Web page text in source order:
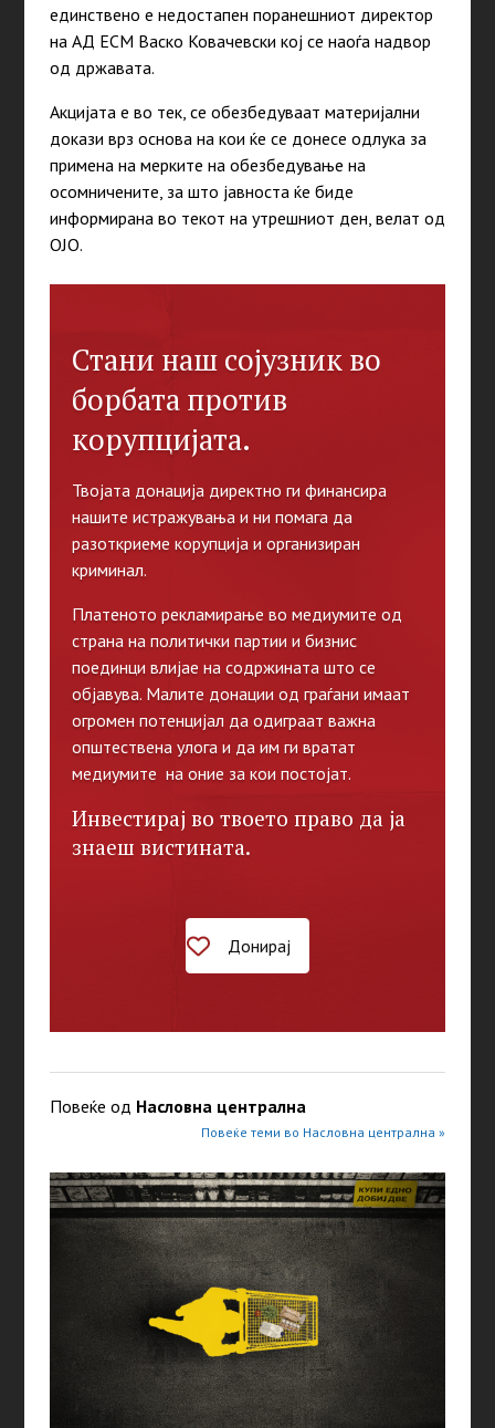
единствено е недостапен поранешниот директор
на АД ЕСМ Васко Ковачевски кој се наоѓа надвор
од државата.
Акцијата е во тек, се обезбедуваат материјални
докази врз основа на кои ќе се донесе одлука за
примена на мерките на обезбедување на
осомничените, за што јавноста ќе биде
информирана во текот на утрешниот ден, велат од
ОЈО.
Стани наш сојузник во
борбата против
корупцијата.
Твојата донација директно ги финансира
нашите истражувања и ни помага да
разоткриеме корупција и организиран
криминал.
Платеното рекламирање во медиумите од
страна на политички партии и бизнис
поединци влијае на содржината што се
објавува. Малите донации од граѓани имаат
огромен потенцијал да одиграат важна
општествена улога и да им ги вратат
медиумите на оние за кои постојат.
Инвестирај во твоето право да ја
знаеш вистината.
Донирај
Повеќе од Насловна централна
Повеќе теми во Насловна централна »